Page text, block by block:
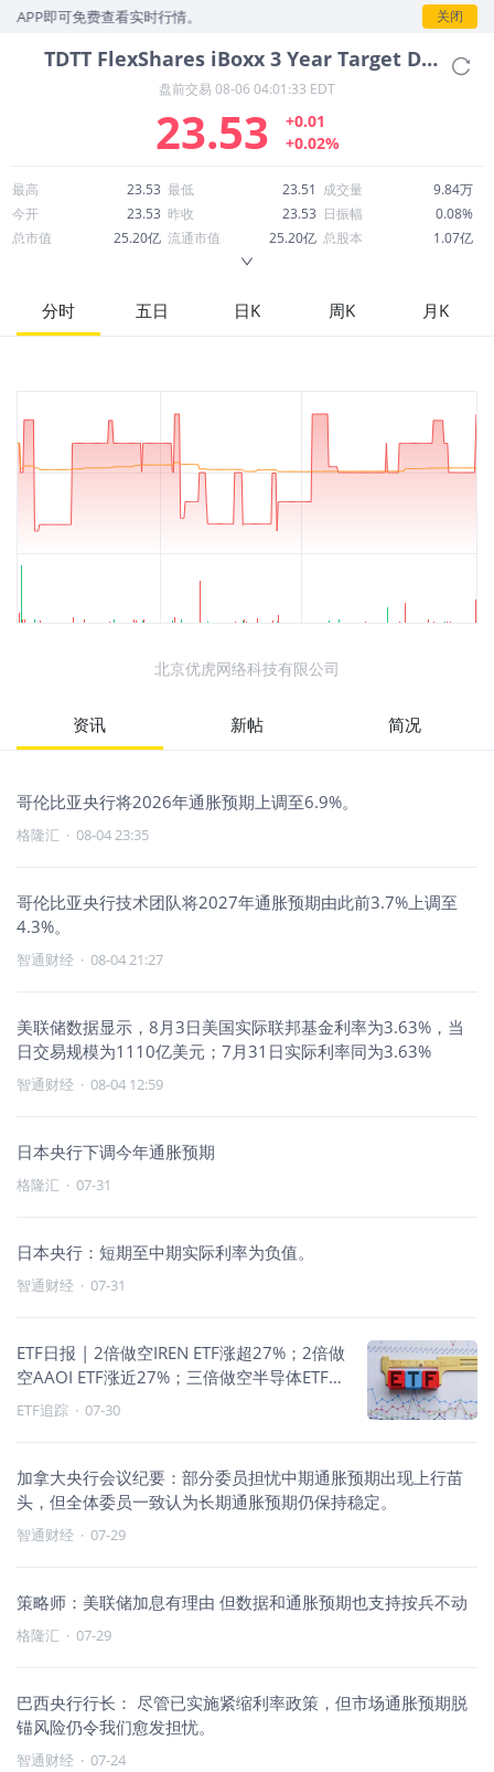
即可免费查看实时行情。 关闭
TDTT FlexShares iBoxx 3 Year Target Duration TIPS Index Fund
盘前交易 08-06 04:01:33 EDT
23.53
+0.01
+0.02%
最高 23.53 最低 23.51 成交量
9.84万
今开
23.53 昨收 23.53 日振幅
0.08%
总市值
25.20亿 流通市值 25.20亿 总股本
1.07亿
52周最高
24.51 市盈率
股息
分时 五日 日K 周K 月K
北京优虎网络科技有限公司
资讯 新帖 简况
哥伦比亚央行将2026年通胀预期上调至6.9%。
格隆汇 · 08-04 23:35
哥伦比亚央行技术团队将2027年通胀预期由此前3.7%上调至
4.3%。
智通财经 · 08-04 21:27
美联储数据显示，8月3日美国实际联邦基金利率为3.63%，当
日交易规模为1110亿美元；7月31日实际利率同为3.63%
智通财经 · 08-04 12:59
日本央行下调今年通胀预期
格隆汇 · 07-31
日本央行：短期至中期实际利率为负值。
智通财经 · 07-31
ETF日报 | 2倍做空IREN ETF涨超27%；2倍做
空AAOI ETF涨近27%；三倍做空半导体ETF涨
超16%；科技做空与原油走强
ETF追踪 · 07-30
加拿大央行会议纪要：部分委员担忧中期通胀预期出现上行苗
头，但全体委员一致认为长期通胀预期仍保持稳定。
智通财经 · 07-29
策略师：美联储加息有理由 但数据和通胀预期也支持按兵不动
格隆汇 · 07-29
巴西央行行长： 尽管已实施紧缩利率政策，但市场通胀预期脱
锚风险仍令我们愈发担忧。
智通财经 · 07-24